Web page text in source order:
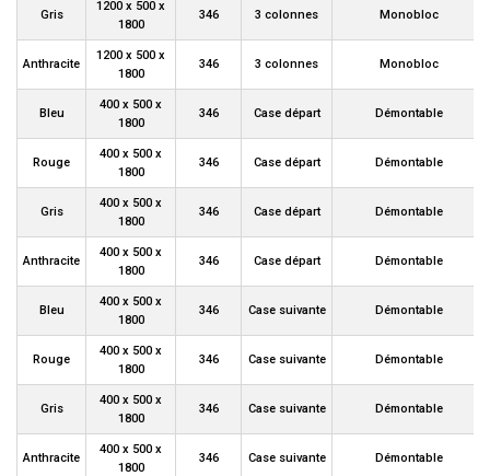
Gris
1200 x 500 x
1800
346 3 colonnes Monobloc
Anthracite
1200 x 500 x
1800
346 3 colonnes Monobloc
Bleu
400 x 500 x
1800
346 Case départ Démontable
Rouge
400 x 500 x
1800
346 Case départ Démontable
Gris
400 x 500 x
1800
346 Case départ Démontable
Anthracite
400 x 500 x
1800
346 Case départ Démontable
Bleu
400 x 500 x
1800
346 Case suivante Démontable
Rouge
400 x 500 x
1800
346 Case suivante Démontable
Gris
400 x 500 x
1800
346 Case suivante Démontable
Anthracite
400 x 500 x
1800
346 Case suivante Démontable